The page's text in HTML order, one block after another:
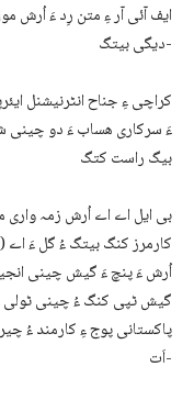
ایف آئی آر ءِ متن رِد ءَ اُرش
دیگی بیتگ-
کراچی ءِ جناح انٹرنیشنل
ءَ سرکاری ھساب ءَ دو چینی
بیگ راست کتگ
بی ایل اے اے اُرش زمہ
اُرش ءَ پنچ ءَ گیش چینی
گیش ٹپی کنگ ءُ چینی ٹولی
پاکستانی پوج ءِ کارمند ءُ
اَت-